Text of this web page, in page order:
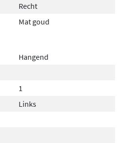
Recht
Mat goud
Hangend
1
Links